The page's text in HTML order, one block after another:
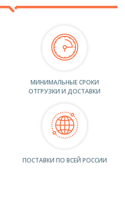
МИНИМАЛЬНЫЕ СРОКИ
ОТГРУЗКИ И ДОСТАВКИ
ПОСТАВКИ ПО ВСЕЙ РОССИИ